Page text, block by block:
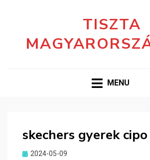
TISZTA
MENU
skechers gyerek cipo
Posted
2024-05-09